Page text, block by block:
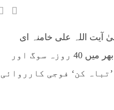
آیت اللہ علی خامنہ ای
امریکی اور اسرائیلی حملوں میں شہید ہو گئے ہیں۔ ایرانی حکومت نے ملک بھر میں 40 روزہ سوگ اور
کن‘ فوجی کارروائی